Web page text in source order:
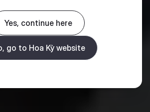
Yes, continue here
go to Hoa Kỳ website